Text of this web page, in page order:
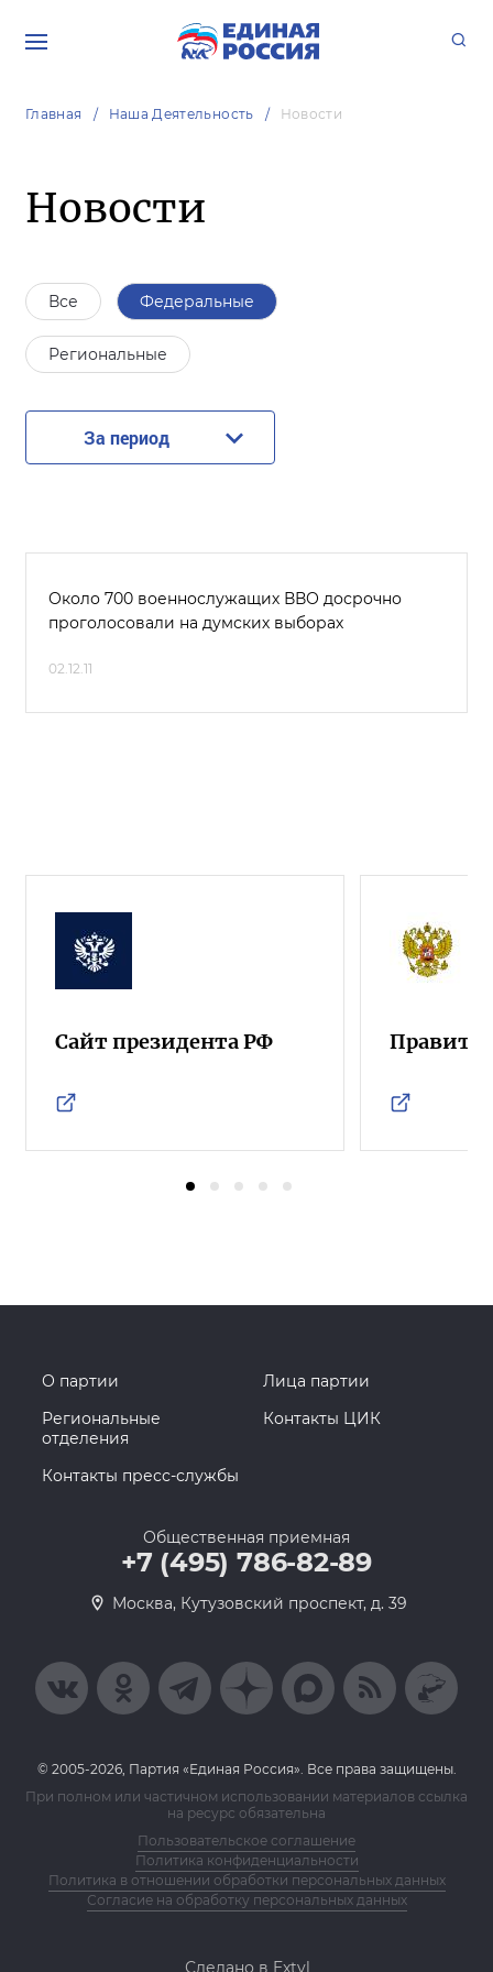
Главная Наша Деятельность Новости
Новости
Все Федеральные
Региональные
За период
Около 700 военнослужащих ВВО досрочно
проголосовали на думских выборах
02.12.11
Сайт президента РФ
О партии
Лица партии
Региональные
отделения
Контакты ЦИК
Контакты пресс-службы
Общественная приемная
+7 (495) 786-82-89
Москва, Кутузовский проспект, д. 39
© 2005-2026, Партия «Единая Россия». Все права защищены.
При полном или частичном использовании материалов ссылка
на ресурс обязательна
Пользовательское соглашение
Политика конфиденциальности
Политика в отношении обработки персональных данных
Согласие на обработку персональных данных
Сделано в Extyl